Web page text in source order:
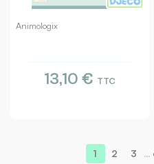
Animologix
13,10 € TTC
1 2 3 …